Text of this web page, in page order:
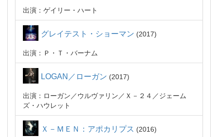
出演：ゲイリー・ハート
グレイテスト・ショーマン 2017
出演：Ｐ・Ｔ・バーナム
LOGAN／ローガン 2017
出演：ローガン／ウルヴァリン／Ｘ－２４／ジェーム
ズ・ハウレット
Ｘ－ＭＥＮ：アポカリプス 2016